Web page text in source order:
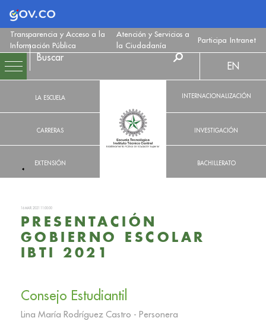
Logo Gobierno de Colombia
Transparencia y Acceso a la
Información Pública
Atención y Servicios a
la Ciudadanía
Participa Intranet
LA ESCUELA
CARRERAS
EXTENSIÓN
EN
INTERNACIONALIZACIÓN
INVESTIGACIÓN
BACHILLERATO
16 MAR. 2021 11:00:00
PRESENTACIÓN
GOBIERNO ESCOLAR
IBTI 2021
Consejo Estudiantil
Lina María Rodríguez Castro - Personera